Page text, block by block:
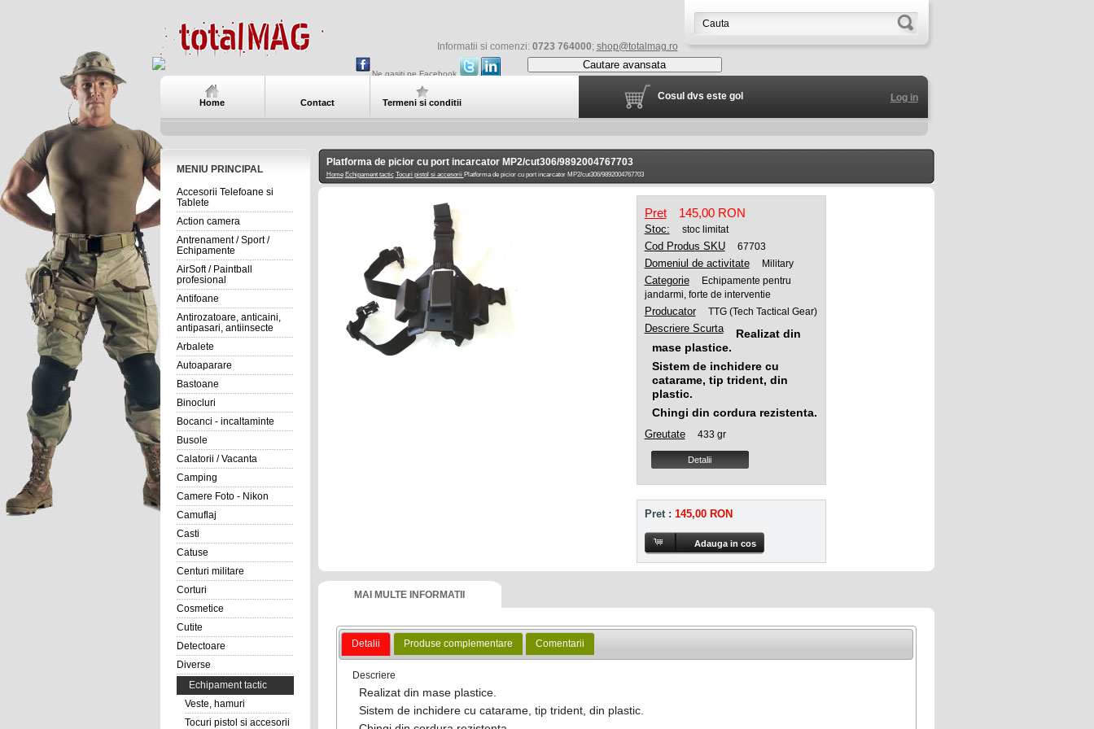
Informatii si comenzi: 0723 764000; shop@totalmag.ro
Ne gasiti pe Facebook
Cautare avansata
Home Contact Termeni si conditii Log in
Cosul dvs este gol
MENIU PRINCIPAL
Accesorii Telefoane si
Tablete
Action camera
Antrenament / Sport /
Echipamente
AirSoft / Paintball
profesional
Antifoane
Antirozatoare, anticaini,
antipasari, antiinsecte
Arbalete
Autoaparare
Bastoane
Binocluri
Bocanci - incaltaminte
Busole
Calatorii / Vacanta
Camping
Camere Foto - Nikon
Camuflaj
Casti
Catuse
Centuri militare
Corturi
Cosmetice
Cutite
Detectoare
Diverse
Echipament tactic
Veste, hamuri
Tocuri pistol si accesorii
Platforma de picior cu port incarcator MP2/cut306/9892004767703
Home Echipament tactic Tocuri pistol si accesorii Platforma de picior cu port incarcator MP2/cut306/9892004767703
Pret 145,00 RON
Stoc: stoc limitat
Cod Produs SKU 67703
Domeniul de activitate Military
Categorie
Echipamente pentru
jandarmi, forte de interventie
Producator TTG (Tech Tactical Gear)
Descriere Scurta
Realizat din
mase plastice.
Sistem de inchidere cu
catarame, tip trident, din
plastic.
Chingi din cordura rezistenta.
Greutate 433 gr
Detalii
Pret :145,00 RON
MAI MULTE INFORMATII
Detalii Produse complementare Comentarii
Descriere
Realizat din mase plastice.
Sistem de inchidere cu catarame, tip trident, din plastic.